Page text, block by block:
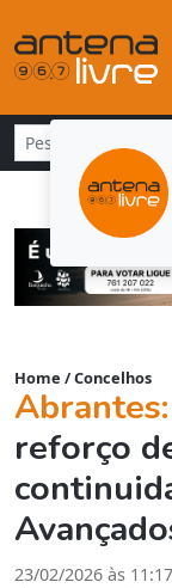
Home /Concelhos
Abrantes:
reforço
23/02/2026 às 11:17